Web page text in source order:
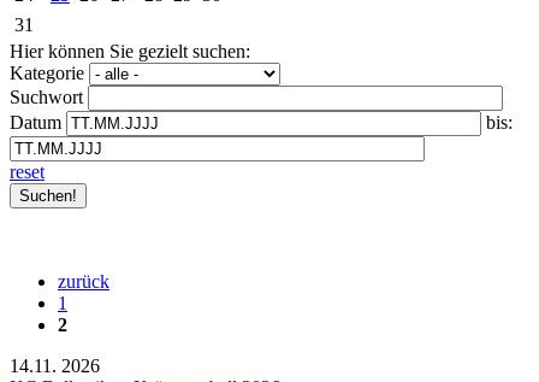
31
Hier können Sie gezielt suchen:
Kategorie
Suchwort
Datum
bis:
reset
zurück
1
2
14.11. 2026